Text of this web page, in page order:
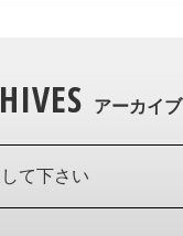
アーカイブ
て下さい